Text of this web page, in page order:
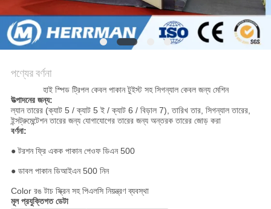
পণ্যের বর্ণনা
হাই স্পিড ট্রিপল কেবল পাকান টুইস্ট সহ সিগন্যাল কেবল জন্য মেশিন
উত্পাদনের জন্য:
ল্যান তারের (ক্যাট 5 / ক্যাট 5 ই / ক্যাট 6 / বিড়াল 7), তারিখ তার, সিগন্যাল তারের,
ইন্সট্রুমেন্টেশন তারের জন্য যোগাযোগের তারের জন্য অন্তরক তারের জোড় করা
বর্ণনা:
● টরশন ফ্রি একক পাকান পেওফ ডিএন 500
● ডাবল পাকান ডিআইএন 500 নিন
Color রঙ টাচ স্ক্রিন সহ পিএলসি নিয়ন্ত্রণ ব্যবস্থা
মূল প্রযুক্তিগত ডেটা